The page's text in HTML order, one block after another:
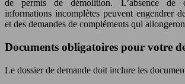
de permis de démolition. L’absence de
informations incomplètes peuvent engendrer
et des demandes de compléments qui
Documents obligatoires pour votre
Le dossier de demande doit inclure les